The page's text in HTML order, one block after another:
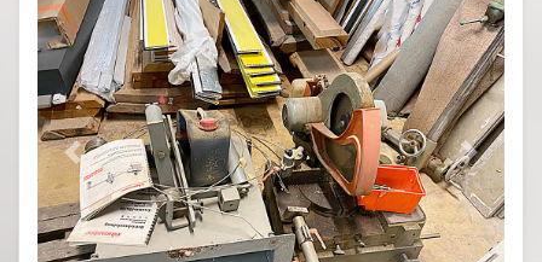
Previous Next